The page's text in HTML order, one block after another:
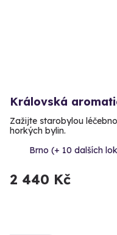
Královská
Zažijte starobylou
horkých bylin.
Brno (+ 10 dalších
2 440 Kč